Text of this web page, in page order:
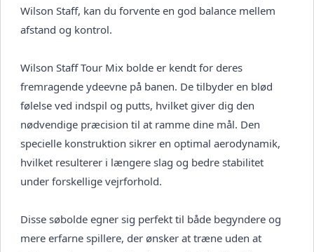
Wilson Staff, kan du forvente en god balance mellem
afstand og kontrol.
Wilson Staff Tour Mix bolde er kendt for deres
fremragende ydeevne på banen. De tilbyder en blød
følelse ved indspil og putts, hvilket giver dig den
nødvendige præcision til at ramme dine mål. Den
specielle konstruktion sikrer en optimal aerodynamik,
hvilket resulterer i længere slag og bedre stabilitet
under forskellige vejrforhold.
Disse søbolde egner sig perfekt til både begyndere og
mere erfarne spillere, der ønsker at træne uden at